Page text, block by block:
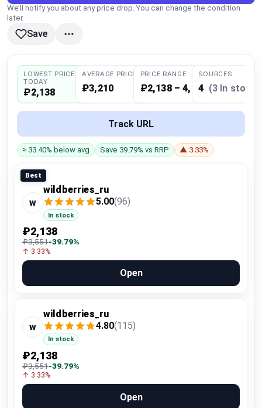
Compare
Plans & Pricing
Log in
We’ll notify you about any price drop. You can change the condition
later.
Save
LOWEST PRICE
TODAY
₽2,138
AVERAGE PRICE
₽3,210
PRICE RANGE
₽2,138 – 4,502
SOURCES
4 (3 In stock)
Track URL
≈ 33.40% below avg Save 39.79% vs RRP ▲ 3.33%
Best
w
wildberries_ru
5.00(96)
In stock
₽2,138
₽3,551-39.79%
↑ 3.33%
Open
w
wildberries_ru
4.80(115)
In stock
₽2,138
₽3,551-39.79%
↑ 3.33%
Open